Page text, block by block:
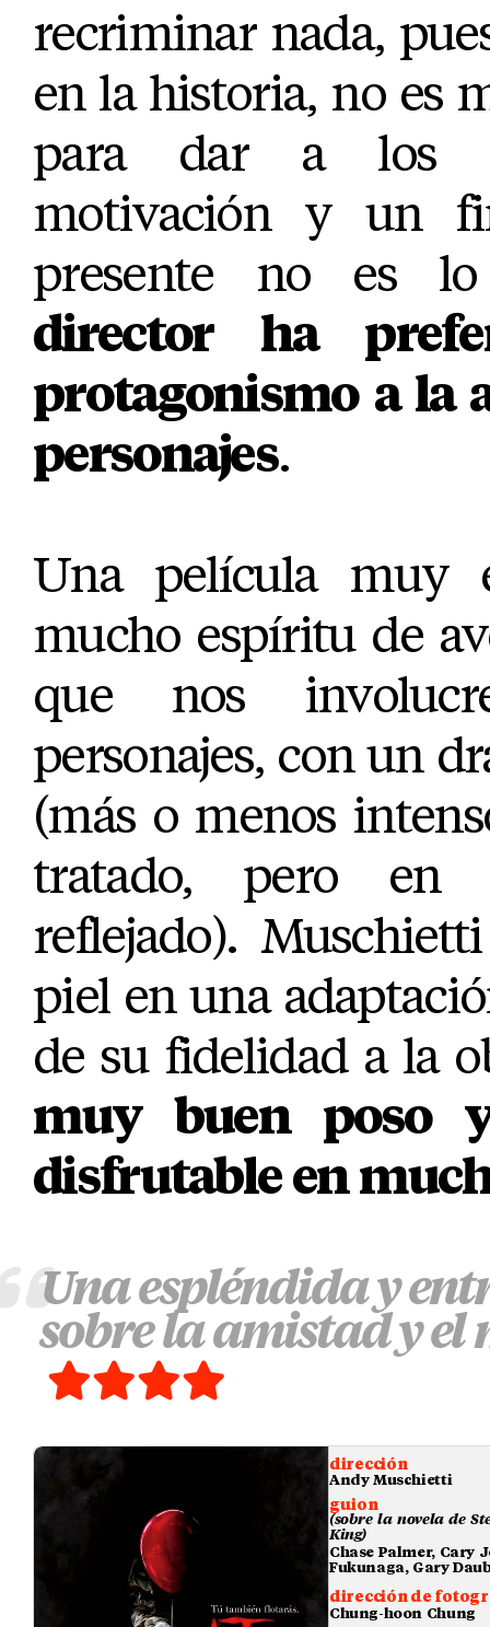
recriminar nada,
en la historia, no es
para dar a los
motivación y un
presente no es
director ha
protagonismo a la
personajes.
Una película muy
mucho espíritu de
que nos
personajes, con un
(más o menos
tratado, pero
reflejado).
piel en una
de su fidelidad a la
muy buen poso
disfrutable en
Una espléndida y
sobre la amistad y el
dirección
Andy Muschietti
guion
(sobre la novela de
King)
Chase Palmer, Cary
Fukunaga, Gary
dirección de
Chung-hoon Chung